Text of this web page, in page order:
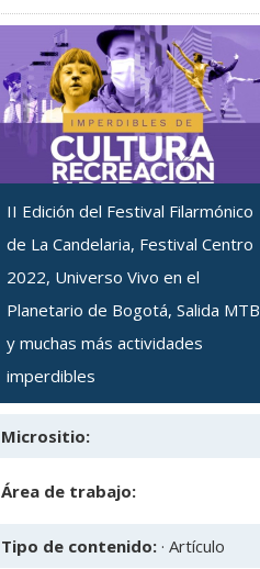
II Edición del Festival Filarmónico
de La Candelaria, Festival Centro
2022, Universo Vivo en el
Planetario de Bogotá, Salida MTB
y muchas más actividades
imperdibles
Micrositio:
Área de trabajo:
Tipo de contenido: · Artículo